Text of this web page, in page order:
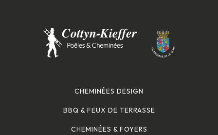
CHEMINÉES DESIGN
BBQ & FEUX DE TERRASSE
CHEMINÉES & FOYERS